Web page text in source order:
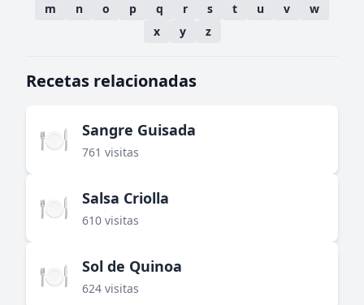
m
n o p q r s t u v
w
x
y z
Recetas relacionadas
🍽️ Sangre Guisada
761 visitas
🍽️ Salsa Criolla
610 visitas
🍽️ Sol de Quinoa
624 visitas